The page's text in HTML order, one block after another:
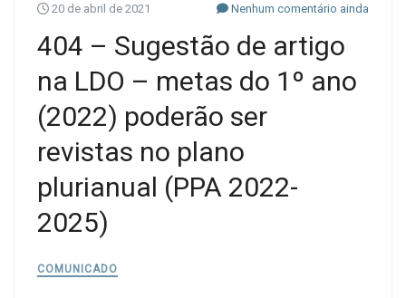
Nenhum comentário ainda
20 de abril de 2021
404 – Sugestão de artigo
na LDO – metas do 1º ano
(2022) poderão ser
revistas no plano
plurianual (PPA 2022-
2025)
COMUNICADO